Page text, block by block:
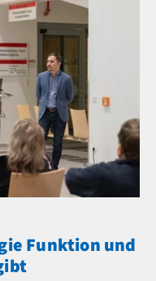
Funktion und